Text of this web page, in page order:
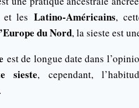
et les Latino-Américains,
du Nord, la sieste est
est de longue date dans
sieste, cependant,